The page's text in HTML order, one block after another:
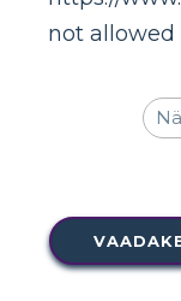
not allowed